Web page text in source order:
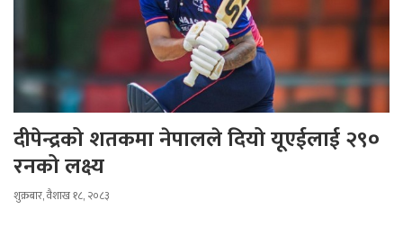
दीपेन्द्रको शतकमा नेपालले दियो यूएईलाई २९०
रनको लक्ष्य
शुक्रबार, वैशाख १८, २०८३